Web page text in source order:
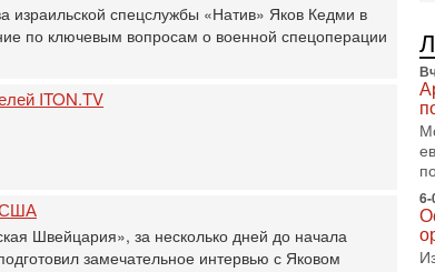
израильской спецслужбы «Натив» Яков Кедми в
по ключевым вопросам о военной спецоперации
ITON.TV
США
Швейцария», за несколько дней до начала
замечательное интервью с Яковом
6-